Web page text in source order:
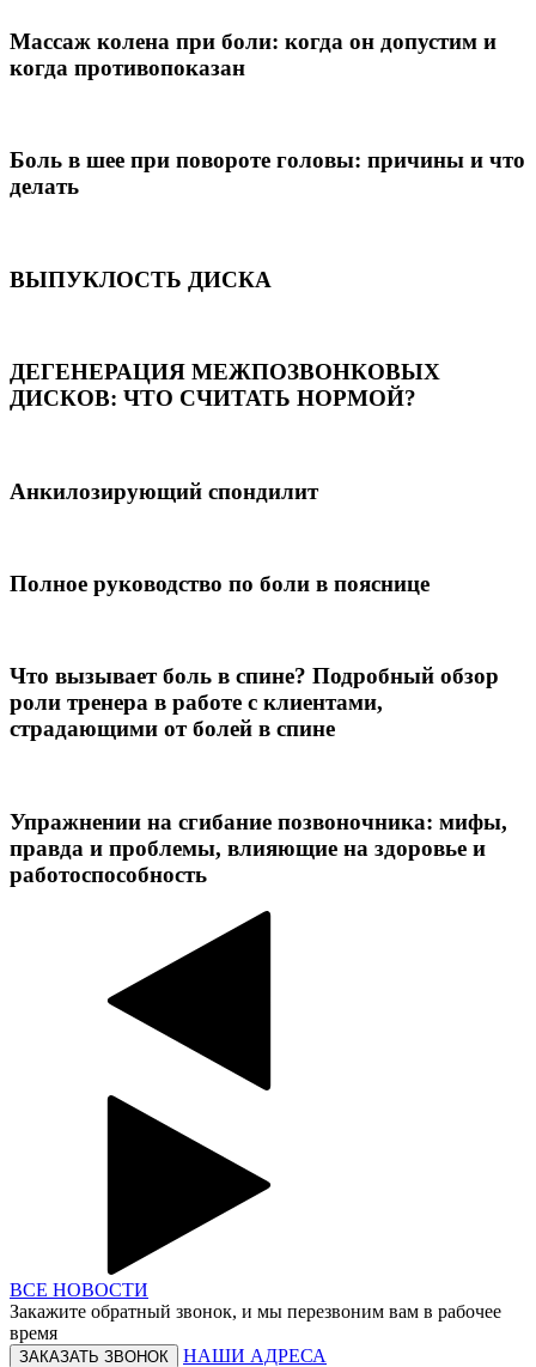
Массаж колена при боли: когда он допустим и
когда противопоказан
Боль в шее при повороте головы: причины и что
делать
ВЫПУКЛОСТЬ ДИСКА
ДЕГЕНЕРАЦИЯ МЕЖПОЗВОНКОВЫХ
ДИСКОВ: ЧТО СЧИТАТЬ НОРМОЙ?
Анкилозирующий спондилит
Полное руководство по боли в пояснице
Что вызывает боль в спине? Подробный обзор
роли тренера в работе с клиентами,
страдающими от болей в спине
Упражнении на сгибание позвоночника: мифы,
правда и проблемы, влияющие на здоровье и
работоспособность
ВСЕ НОВОСТИ
Закажите обратный звонок, и мы перезвоним вам в рабочее
время
ЗАКАЗАТЬ ЗВОНОК
НАШИ АДРЕСА